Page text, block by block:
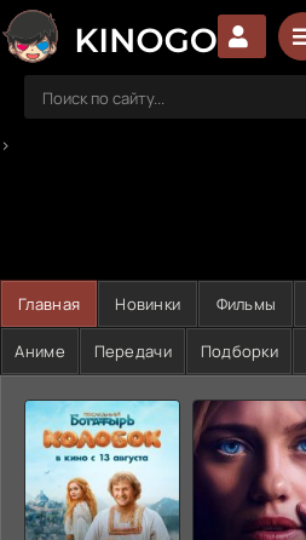
>
Главная Новинки Фильмы
Аниме Передачи Подборки